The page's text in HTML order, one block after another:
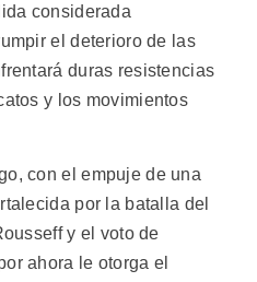
considerada
el deterioro de las
duras resistencias
y los movimientos
con el empuje de una
por la batalla del
y el voto de
ahora le otorga el